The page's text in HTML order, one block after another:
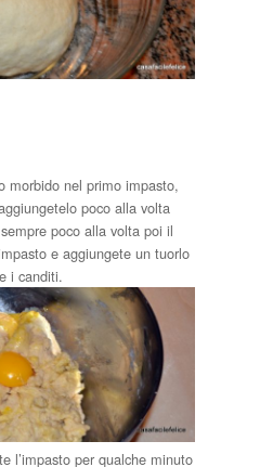
morbido nel primo impasto,
poco alla volta
poco alla volta poi il
e aggiungete un tuorlo
i canditi.
l’impasto per qualche minuto